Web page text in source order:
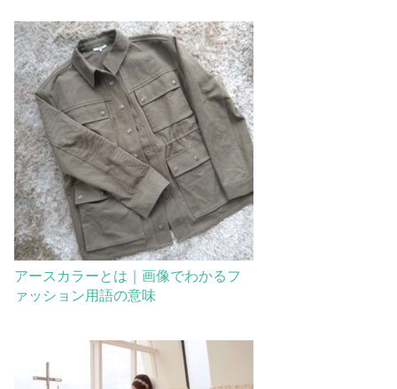
アースカラーとは｜画像でわかるフ
ァッション用語の意味